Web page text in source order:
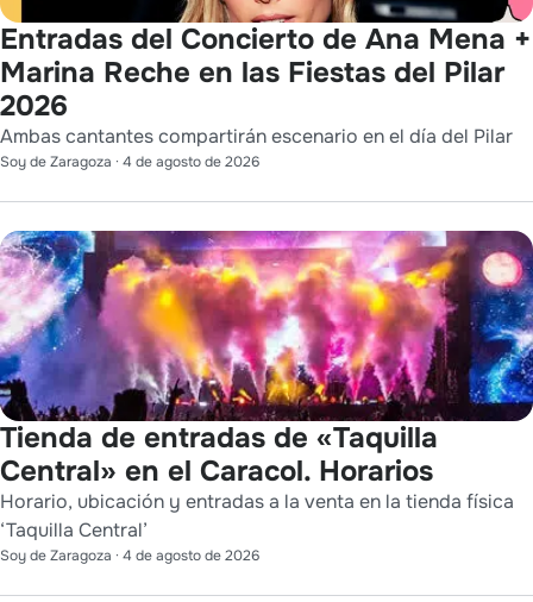
Entradas del Concierto de Ana Mena +
Marina Reche en las Fiestas del Pilar
2026
Ambas cantantes compartirán escenario en el día del Pilar
Soy de Zaragoza · 4 de agosto de 2026
Tienda de entradas de «Taquilla
Central» en el Caracol. Horarios
Horario, ubicación y entradas a la venta en la tienda física
‘Taquilla Central’
Soy de Zaragoza · 4 de agosto de 2026